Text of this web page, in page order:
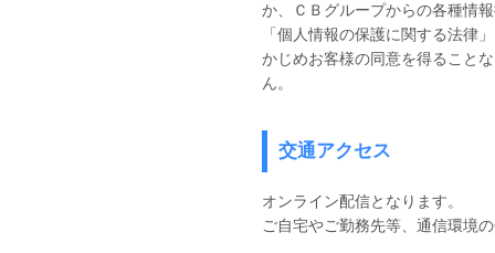
か、ＣＢグループからの各種情
「個人情報の保護に関する法律
かじめお客様の同意を得ること
ん。
交通アクセス
オンライン配信となります。
ご自宅やご勤務先等、通信環境